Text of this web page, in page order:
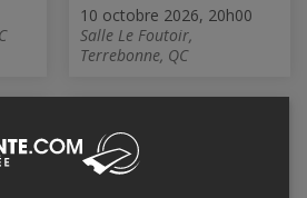
10 octobre 2026, 20h00
Salle Le Foutoir,
Terrebonne, QC